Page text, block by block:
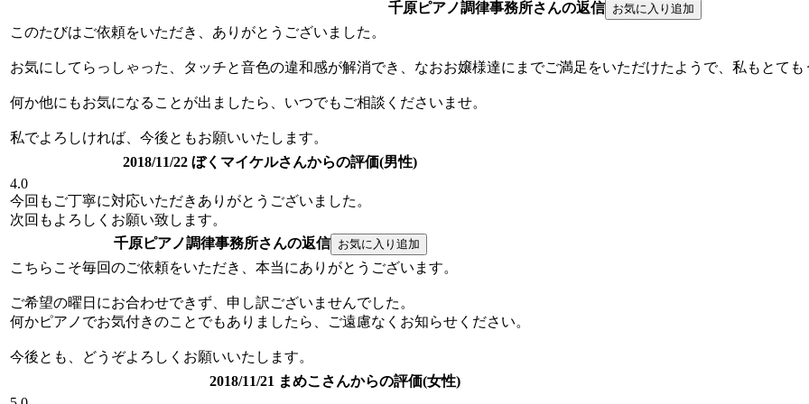
千原ピアノ調律事務所さんの返信
このたびはご依頼をいただき、ありがとうございました。
お気にしてらっしゃった、タッチと音色の違和感が解消でき、なおお嬢様達にまでご満足をいただけたようで、私もとても
何か他にもお気になることが出ましたら、いつでもご相談くださいませ。
私でよろしければ、今後ともお願いいたします。
2018/11/22 ぼくマイケルさんからの評価(男性)
4.0
今回もご丁寧に対応いただきありがとうございました。
次回もよろしくお願い致します。
千原ピアノ調律事務所さんの返信
こちらこそ毎回のご依頼をいただき、本当にありがとうございます。
ご希望の曜日にお合わせできず、申し訳ございませんでした。
何かピアノでお気付きのことでもありましたら、ご遠慮なくお知らせください。
今後とも、どうぞよろしくお願いいたします。
2018/11/21 まめこさんからの評価(女性)